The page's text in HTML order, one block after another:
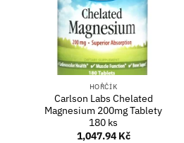
HOŘČÍK
Carlson Labs Chelated
Magnesium 200mg Tablety
180 ks
1,047.94 Kč